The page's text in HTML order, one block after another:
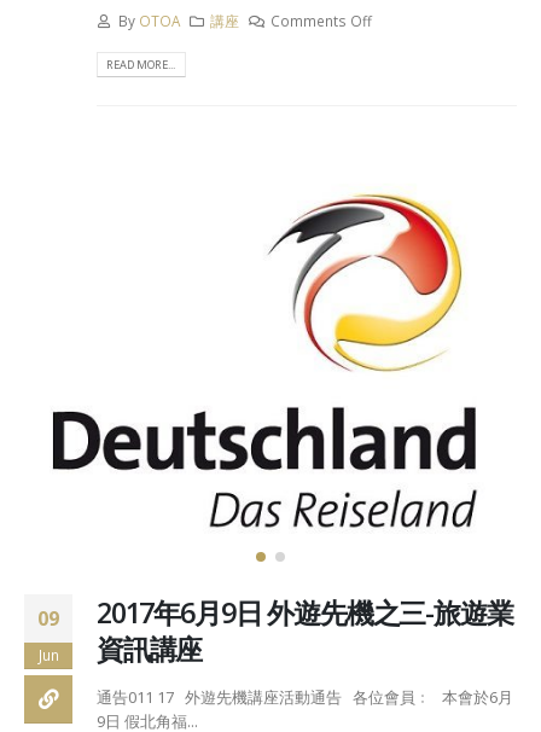
By OTOA 講座 Comments Off
READ MORE...
09
Jun
2017年6月9日 外遊先機之三-旅遊業
資訊講座
通告011 17 外遊先機講座活動通告 各位會員﹕ 本會於6月
9日 假北角福...